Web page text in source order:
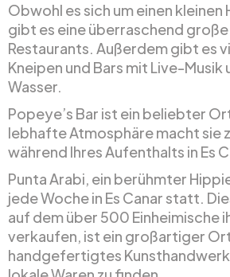
Obwohl es sich um einen kleinen
gibt es eine überraschend große
Restaurants. Außerdem gibt es
Kneipen und Bars mit Live-Musik
Wasser.
Popeye’s Bar ist ein beliebter
lebhafte Atmosphäre macht sie
während Ihres Aufenthalts in Es
Punta Arabi, ein berühmter
jede Woche in Es Canar statt.
auf dem über 500 Einheimische
verkaufen, ist ein großartiger
handgefertigtes